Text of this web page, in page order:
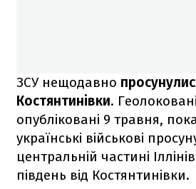
ЗСУ нещодавно
Костянтинівки.
опубліковані 9 травня,
українські військові
центральній частині
південь від Костянтинівки.